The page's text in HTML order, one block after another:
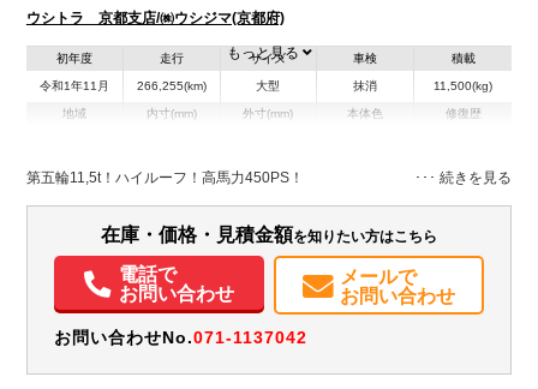
ウシトラ 京都支店/㈱ウシジマ(京都府)
初年度
令和1年11月
走行
266,255(km)
サイズ
大型
車検
抹消
積載
11,500(kg)
地域 内寸(mm) 外寸(mm) 本体色 修復歴
もっと見る
第五輪11,5t！ハイルーフ！高馬力450PS！
在庫・価格・見積金額を知りたい方はこちら
電話で
お問い合わせ
メールで
お問い合わせ
お問い合わせNo.071-1137042